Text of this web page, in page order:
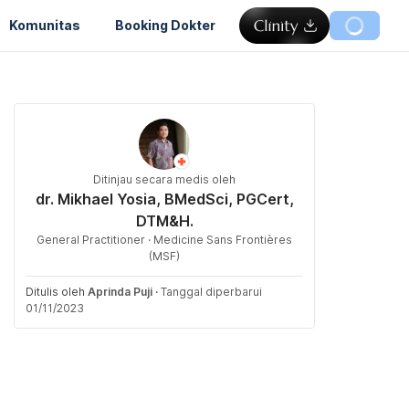
Komunitas Booking Dokter
Ditinjau secara medis oleh
dr. Mikhael Yosia, BMedSci, PGCert,
DTM&H.
General Practitioner · Medicine Sans Frontières
(MSF)
Ditulis oleh Aprinda Puji · Tanggal diperbarui
01/11/2023